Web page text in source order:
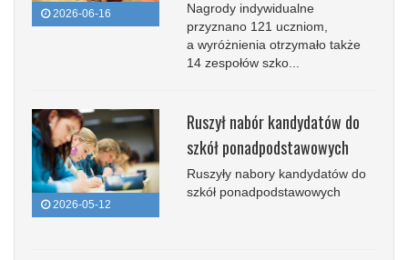
2026-06-16
Nagrody indywidualne
przyznano 121 uczniom,
a wyróżnienia otrzymało także
14 zespołów szko...
2026-05-12
Ruszył nabór kandydatów do
szkół ponadpodstawowych
Ruszyły nabory kandydatów do
szkół ponadpodstawowych